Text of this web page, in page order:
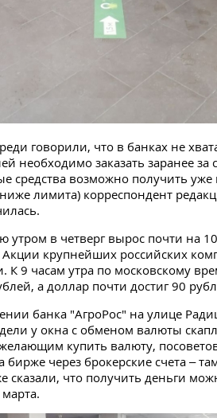
говорили, что в банках не
необходимо заказать заранее за
средства возможно получить
лимита) корреспондент
утром в четверг вырос почти на
крупнейших российских
9 часам утра по московскому
а доллар почти достиг 90
банка "АгроРос" на улице
у окна с обменом валюты
купить валюту,
через брокерские счета –
сказали, что получить деньги